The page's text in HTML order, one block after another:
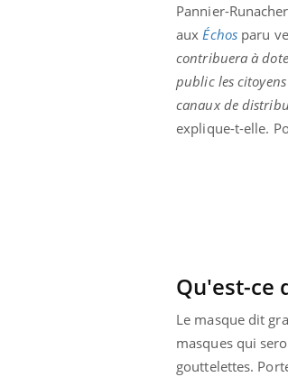
Pannier-
auxÉchosparu
contribuera à
public les
canaux de
explique-t-elle.
Qu'est-ce
Le masque dit
masques qui
gouttelettes.
Bilan
les kinés
bientôt
TDAH :
États-Unis ?